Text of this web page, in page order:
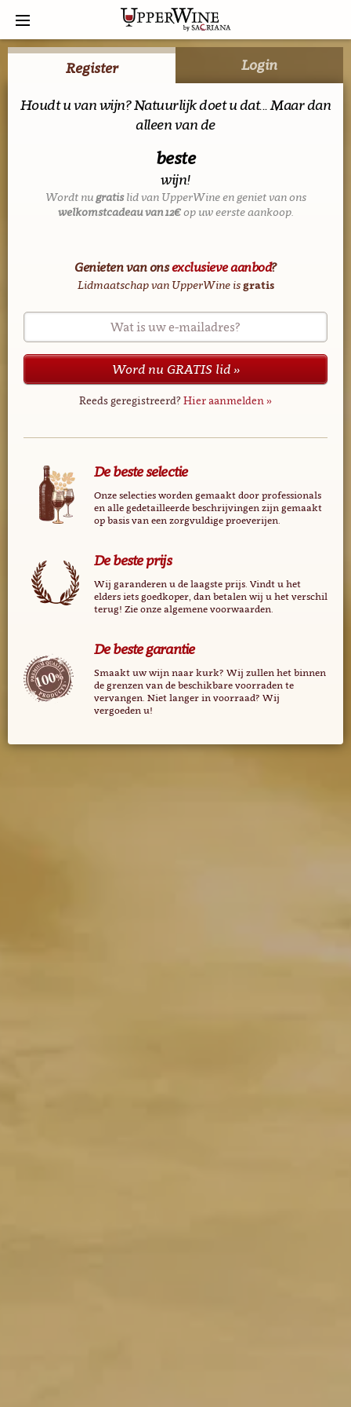
Register Login
Houdt u van wijn? Natuurlijk doet u dat... Maar dan
alleen van de
beste
wijn!
Wordt nugratislid van UpperWine en geniet van ons
welkomstcadeau van 12€op uw eerste aankoop.
Genieten van onsexclusieve aanbod?
Lidmaatschap van UpperWine is gratis
Wat is uw e-mailadres?
Word nu GRATIS lid »
Reeds geregistreerd?Hier aanmelden »
De beste selectie
Onze selecties worden gemaakt door professionals
en alle gedetailleerde beschrijvingen zijn gemaakt
op basis van een zorgvuldige proeverijen.
De beste prijs
Wij garanderen u de laagste prijs. Vindt u het
elders iets goedkoper, dan betalen wij u het verschil
terug! Zie onze algemene voorwaarden.
De beste garantie
Smaakt uw wijn naar kurk? Wij zullen het binnen
de grenzen van de beschikbare voorraden te
vervangen. Niet langer in voorraad? Wij
vergoeden u!